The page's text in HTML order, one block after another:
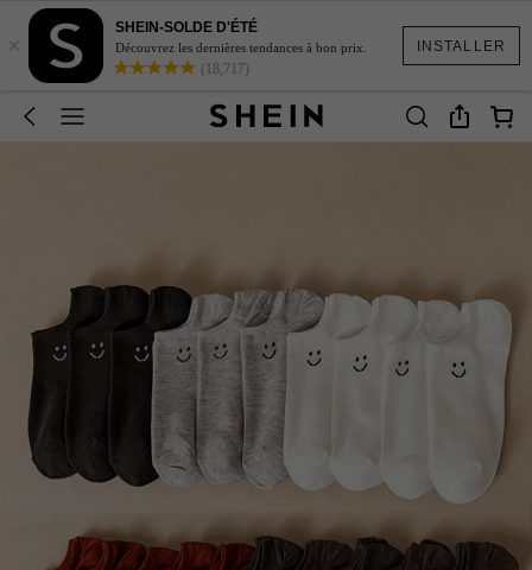
INSTALLER
×
SHEIN-SOLDE D'ÉTÉ
Découvrez les dernières tendances à bon prix.
(18,717)